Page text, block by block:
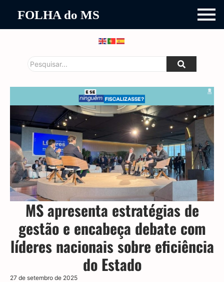
FOLHA do MS
MS apresenta estratégias de
gestão e encabeça debate com
líderes nacionais sobre eficiência
do Estado
27 de setembro de 2025